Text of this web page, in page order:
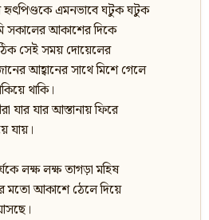
এমনভাবে ঘটুক ঘটুক
সকালের আকাশের দিকে
সেই সময় দোয়েলের
আহ্বানের সাথে মিশে গেলে
থাকি।
যার যার আস্তানায় ফিরে
যায়।
লক্ষ লক্ষ তাগড়া মহিষ
মতো আকাশে ঠেলে দিয়ে